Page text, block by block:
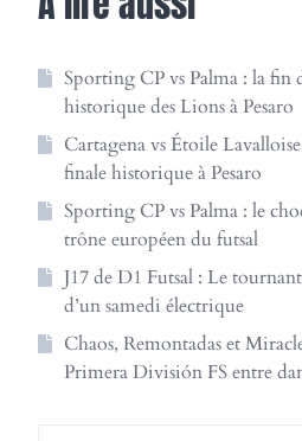
Sporting CP vs Palma : la fin
historique des Lions à Pesaro
Cartagena vs Étoile
finale historique à Pesaro
Sporting CP vs Palma : le
trône européen du futsal
J17 de D1 Futsal : Le
d’un samedi électrique
Chaos, Remontadas et
Primera División FS entre